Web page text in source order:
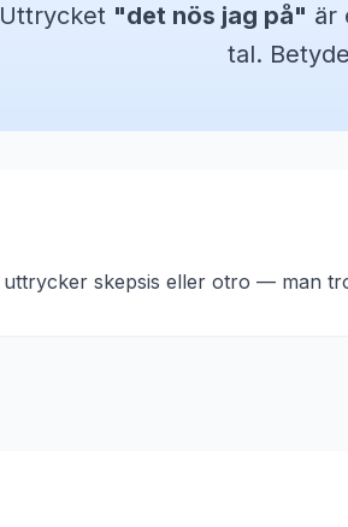
Uttrycket "det nös jag på" är
tal.
uttrycker skepsis eller otro — man